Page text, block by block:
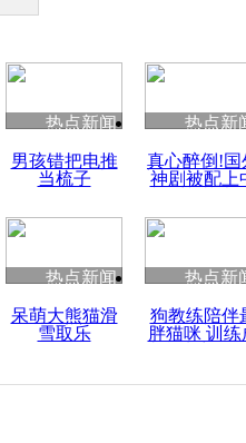
四川兴文苗乡上万
度苗族花山节
清明祭英烈 哀思悼
监拍：女子大闹公
热点新闻
男孩错把电推
当梳子
热点新
真心醉倒!国
神剧被配上
热点新闻
呆萌大熊猫滑
雪取乐
热点新
狗教练陪伴
胖猫咪 训练